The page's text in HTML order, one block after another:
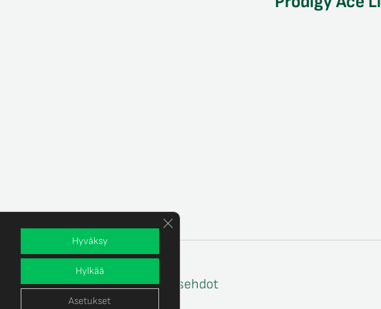
Tilaus- ja toimitusehdot
Hyväksy
Hylkää
Asetukset
Sulje evästebanneri